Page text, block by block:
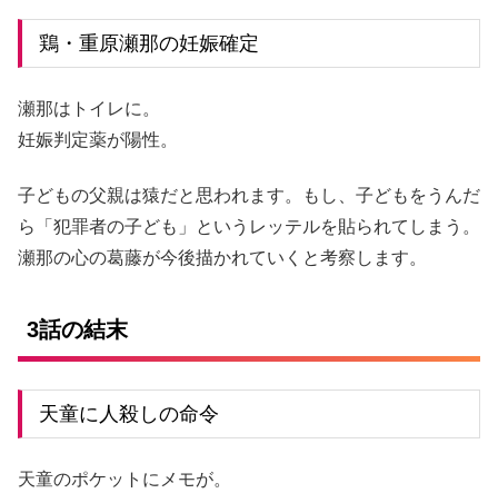
鶏・重原瀬那の妊娠確定
瀬那はトイレに。
妊娠判定薬が陽性。
子どもの父親は猿だと思われます。もし、子どもをうんだ
ら「犯罪者の子ども」というレッテルを貼られてしまう。
瀬那の心の葛藤が今後描かれていくと考察します。
3話の結末
天童に人殺しの命令
天童のポケットにメモが。